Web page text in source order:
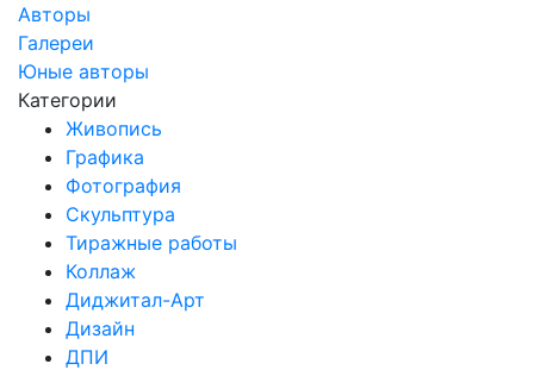
Авторы
Галереи
Юные авторы
Категории
Живопись
Графика
Фотография
Скульптура
Тиражные работы
Коллаж
Диджитал-Арт
Дизайн
ДПИ